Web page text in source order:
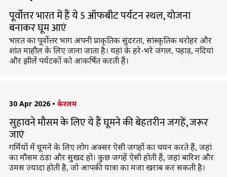
पूर्वोत्तर भारत में हैं ये 5 ऑफबीट पर्यटन स्थल, योजना
बनाकर घूम आएं
भारत का पूर्वोत्तर भाग अपनी प्राकृतिक सुंदरता, सांस्कृतिक धरोहर और
शांत माहौल के लिए जाना जाता है। यहां के हरे-भरे जंगल, पहाड़, नदियां
और झीलें पर्यटकों को आकर्षित करती हैं।
30 Apr 2026 • केरलम
सुहावने मौसम के लिए ये हैं घूमने की बेहतरीन जगहें, जरूर
जाएं
गर्मियों में घूमने के लिए लोग अक्सर ऐसी जगहों का चयन करते हैं, जहां
का मौसम ठंडा और सुखद हो। कुछ जगहें ऐसी होती हैं, जहां बारिश और
उमस ज्यादा होती है, जो आपकी यात्रा का मजा खराब कर सकती है।